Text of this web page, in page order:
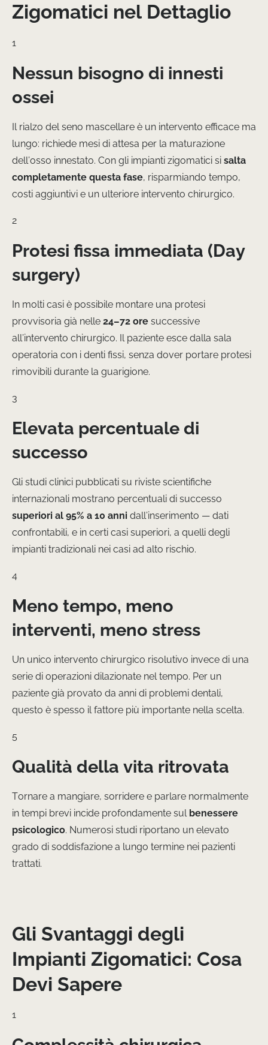
Zigomatici nel Dettaglio
1
Nessun bisogno di innesti
ossei
Il rialzo del seno mascellare è un intervento efficace ma
lungo: richiede mesi di attesa per la maturazione
dell’osso innestato. Con gli impianti zigomatici si salta
completamente questa fase, risparmiando tempo,
costi aggiuntivi e un ulteriore intervento chirurgico.
2
Protesi fissa immediata (Day
surgery)
In molti casi è possibile montare una protesi
provvisoria già nelle 24–72 ore successive
all’intervento chirurgico. Il paziente esce dalla sala
operatoria con i denti fissi, senza dover portare protesi
rimovibili durante la guarigione.
3
Elevata percentuale di
successo
Gli studi clinici pubblicati su riviste scientifiche
internazionali mostrano percentuali di successo
superiori al 95% a 10 anni dall’inserimento — dati
confrontabili, e in certi casi superiori, a quelli degli
impianti tradizionali nei casi ad alto rischio.
4
Meno tempo, meno
interventi, meno stress
Un unico intervento chirurgico risolutivo invece di una
serie di operazioni dilazionate nel tempo. Per un
paziente già provato da anni di problemi dentali,
questo è spesso il fattore più importante nella scelta.
5
Qualità della vita ritrovata
Tornare a mangiare, sorridere e parlare normalmente
in tempi brevi incide profondamente sul benessere
psicologico. Numerosi studi riportano un elevato
grado di soddisfazione a lungo termine nei pazienti
trattati.
Gli Svantaggi degli
Impianti Zigomatici: Cosa
Devi Sapere
1